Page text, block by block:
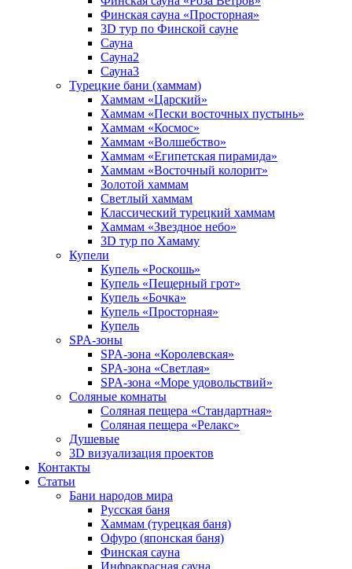
Финская сауна «Просторная»
3D тур по Финской сауне
Сауна
Сауна2
Сауна3
Турецкие бани (хаммам)
Хаммам «Царский»
Хаммам «Пески восточных пустынь»
Хаммам «Космос»
Хаммам «Волшебство»
Хаммам «Египетская пирамида»
Хаммам «Восточный колорит»
Золотой хаммам
Светлый хаммам
Классический турецкий хаммам
Хаммам «Звездное небо»
3D тур по Хамаму
Купели
Купель «Роскошь»
Купель «Пещерный грот»
Купель «Бочка»
Купель «Просторная»
Купель
SPA-зоны
SPA-зона «Королевская»
SPA-зона «Светлая»
SPA-зона «Море удовольствий»
Соляные комнаты
Соляная пещера «Стандартная»
Соляная пещера «Релакс»
Душевые
3D визуализация проектов
Контакты
Статьи
Бани народов мира
Русская баня
Хаммам (турецкая баня)
Офуро (японская баня)
Финская сауна
Инфракрасная сауна